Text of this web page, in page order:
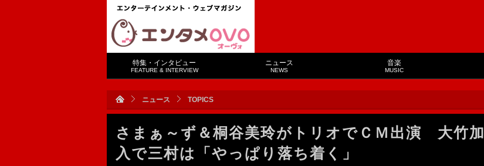
特集・インタビュー
FEATURE & INTERVIEW
ニュース
NEWS
音楽
MUSIC
ニュース TOPICS
さまぁ～ず＆桐谷美玲がトリオでＣＭ出演 大竹加
入で三村は「やっぱり落ち着く」